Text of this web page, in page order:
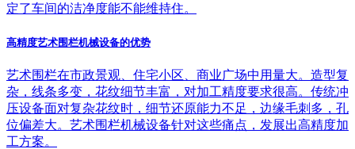
定了车间的洁净度能不能维持住。
高精度艺术围栏机械设备的优势
艺术围栏在市政景观、住宅小区、商业广场中用量大。造型复
杂，线条多变，花纹细节丰富，对加工精度要求很高。传统冲
压设备面对复杂花纹时，细节还原能力不足，边缘毛刺多，孔
位偏差大。艺术围栏机械设备针对这些痛点，发展出高精度加
工方案。